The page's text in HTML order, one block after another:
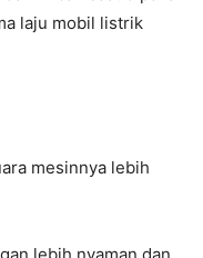
laju mobil listrik
mesinnya lebih
lebih nyaman dan